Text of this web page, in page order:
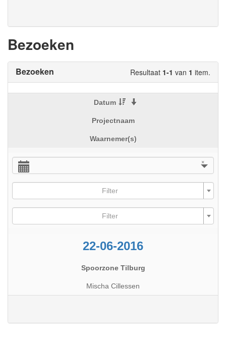
Bezoeken
Resultaat 1-1 van 1 item.
Bezoeken
Datum
Projectnaam
Waarnemer(s)
×
Filter
Filter
22-06-2016
Spoorzone Tilburg
Mischa Cillessen